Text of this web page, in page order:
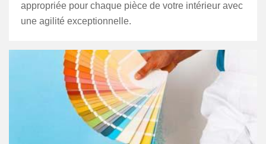
appropriée pour chaque pièce de votre intérieur avec
une agilité exceptionnelle.